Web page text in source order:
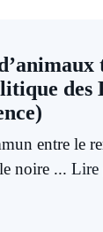
des
entre le
noire ...Lire